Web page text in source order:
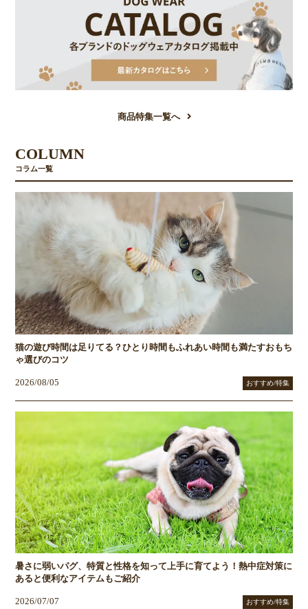
商品特集一覧へ
COLUMN
コラム一覧
猫の遊び時間は足りてる？ひとり時間もふれあい時間も満たすおもち
ゃ選びのコツ
2026/08/05 おすすめ/特集
暑さに弱いパグ、特質と性格を知って上手に育てよう！熱中症対策に
あると便利なアイテムもご紹介
2026/07/07 おすすめ/特集